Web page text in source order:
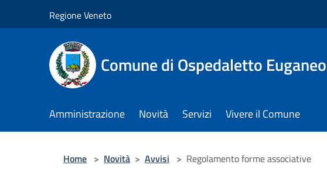
Regione Veneto
Comune di Ospedaletto Euganeo
Amministrazione Novità Servizi Vivere il Comune
Home > Novità > Avvisi > Regolamento forme associative